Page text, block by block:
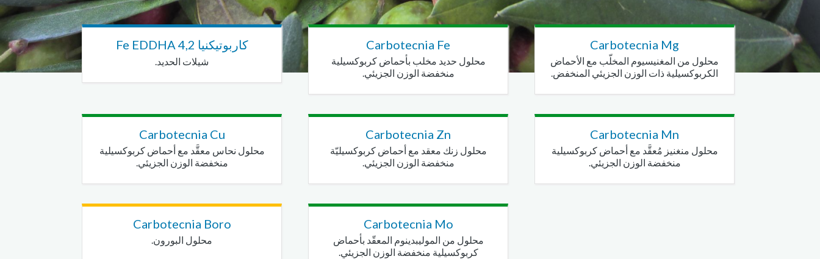
كاربوتيكنيا Fe EDDHA 4,2
شيلات الحديد.
Carbotecnia Fe
محلول حديد مخلب بأحماض كربوكسيلية
منخفضة الوزن الجزيئي.
Carbotecnia Mg
محلول من المغنيسيوم المخلّب مع الأحماض
الكربوكسيلية ذات الوزن الجزيئي المنخفض.
Carbotecnia Cu
محلول نحاس معقَّد مع أحماض كربوكسيلية
منخفضة الوزن الجزيئي.
Carbotecnia Zn
محلول زنك معقد مع أحماض كربوكسيليّة
منخفضة الوزن الجزيئي.
Carbotecnia Mn
محلول منغنيز مُعقَّد مع أحماض كربوكسيلية
منخفضة الوزن الجزيئي.
Carbotecnia Boro
محلول البورون.
Carbotecnia Mo
محلول من الموليبدينوم المعقّد بأحماض
كربوكسيلية منخفضة الوزن الجزيئي.